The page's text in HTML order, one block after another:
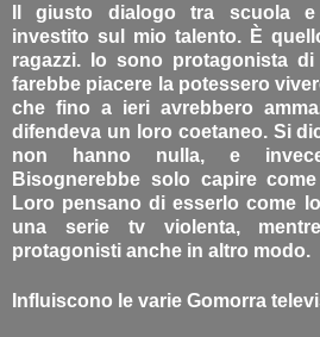
Il giusto dialogo tra scuola
investito sul mio talento. È
ragazzi. Io sono protagonista
farebbe piacere la potessero
che fino a ieri avrebbero
difendeva un loro coetaneo. Si
non hanno nulla, e
Bisognerebbe solo capire
Loro pensano di esserlo come
una serie tv violenta,
protagonisti anche in altro modo.
Influiscono le varie Gomorra